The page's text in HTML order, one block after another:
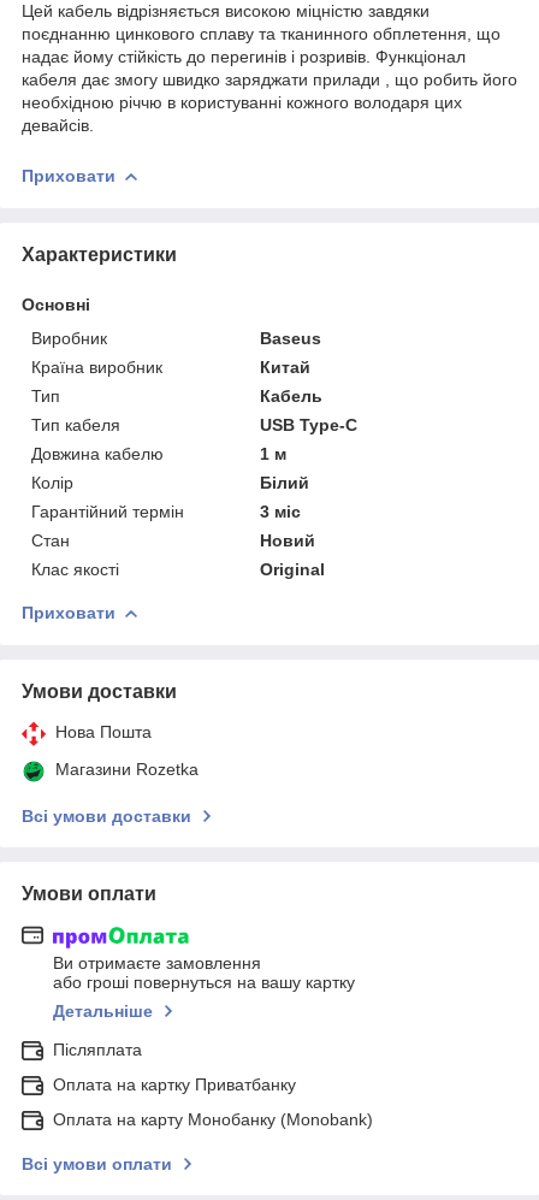
Цей кабель відрізняється високою міцністю завдяки
поєднанню цинкового сплаву та тканинного обплетення, що
надає йому стійкість до перегинів і розривів. Функціонал
кабеля дає змогу швидко заряджати прилади , що робить його
необхідною річчю в користуванні кожного володаря цих
девайсів.
Приховати
Характеристики
Основні
Виробник
Baseus
Країна виробник
Китай
Тип
Кабель
Тип кабеля
USB Type-C
Довжина кабелю
1 м
Колір
Білий
Гарантійний термін
3 міс
Стан
Новий
Клас якості
Original
Приховати
Умови доставки
Нова Пошта
Магазини Rozetka
Всі умови доставки
Умови оплати
Ви отримаєте замовлення
або гроші повернуться на вашу картку
Детальніше
Післяплата
Оплата на картку Приватбанку
Оплата на карту Монобанку (Monobank)
Всі умови оплати